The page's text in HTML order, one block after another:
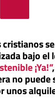
bajo el
¡Ya!”
no puede
unos